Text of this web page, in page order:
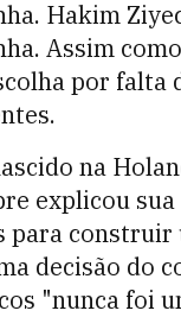
Hakim
Assim
por
na
explicou
construir
decisão do
"nunca foi